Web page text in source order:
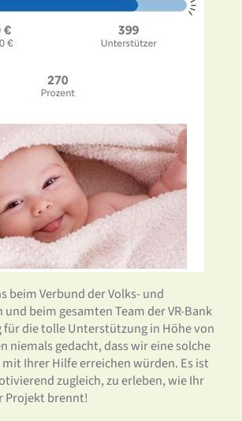
beim Verbund der Volks- und
und beim gesamten Team der VR-Bank
für die tolle Unterstützung in Höhe von
niemals gedacht, dass wir eine solche
Ihrer Hilfe erreichen würden. Es ist
zugleich, zu erleben, wie Ihr
Projekt brennt!